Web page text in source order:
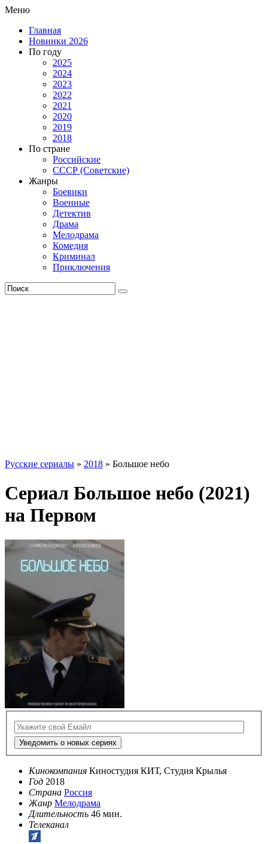
Меню
Главная
Новинки 2026
По году
2025
2024
2023
2022
2021
2020
2019
2018
По стране
Российские
СССР (Советские)
Жанры
Боевики
Военные
Детектив
Драма
Мелодрама
Комедия
Криминал
Приключения
Русские сериалы » 2018 » Большое небо
Сериал Большое небо (2021)
на Первом
Уведомить о новых сериях
Кинокомпания Киностудия КИТ, Студия Крылья
Год 2018
Страна Россия
Жанр Мелодрама
Длительность 46 мин.
Телеканал